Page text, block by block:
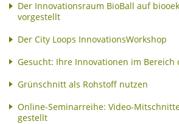
Der Innovationsraum BioBall auf
vorgestellt
Der City Loops InnovationsWorkshop
Gesucht: Ihre Innovationen im Bereich
Grünschnitt als Rohstoff nutzen
Online-Seminarreihe: Video-
gestellt